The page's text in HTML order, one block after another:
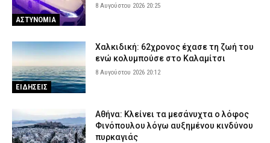
ΑΣΤΥΝΟΜΙΑ
8 Αυγούστου 2026 20:25
ΕΙΔΗΣΕΙΣ
Χαλκιδική: 62χρονος έχασε τη ζωή του
ενώ κολυμπούσε στο Καλαμίτσι
8 Αυγούστου 2026 20:12
Αθήνα: Κλείνει τα μεσάνυχτα ο λόφος
Φινόπουλου λόγω αυξημένου κινδύνου
πυρκαγιάς